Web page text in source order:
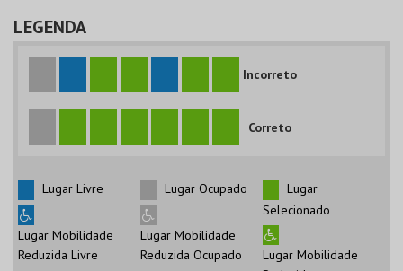
LEGENDA
Incorreto
Correto
Lugar Livre
Lugar Mobilidade
Reduzida Livre
Lugar Ocupado
Lugar Mobilidade
Reduzida Ocupado
Lugar
Selecionado
Lugar Mobilidade